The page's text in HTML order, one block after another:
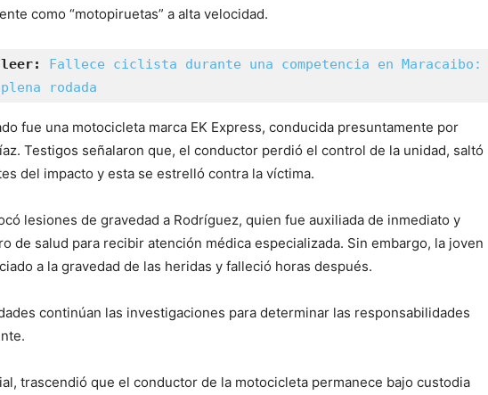
como “motopiruetas” a alta velocidad.
leer:
Fallece ciclista durante una competencia en Maracaibo:
rodada
fue una motocicleta marca EK Express, conducida presuntamente por
Testigos señalaron que, el conductor perdió el control de la unidad, saltó
del impacto y esta se estrelló contra la víctima.
lesiones de gravedad a Rodríguez, quien fue auxiliada de inmediato y
de salud para recibir atención médica especializada. Sin embargo, la joven
a la gravedad de las heridas y falleció horas después.
continúan las investigaciones para determinar las responsabilidades
trascendió que el conductor de la motocicleta permanece bajo custodia